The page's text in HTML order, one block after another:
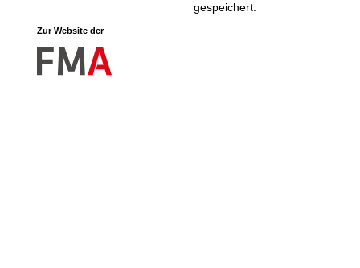
Zur Website der
gespeichert.